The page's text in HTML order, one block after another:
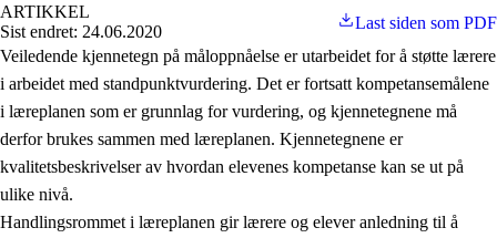
ARTIKKEL
Sist endret: 24.06.2020
Last siden som PDF
Veiledende kjennetegn på måloppnåelse er utarbeidet for å støtte lærere
i arbeidet med standpunktvurdering. Det er fortsatt kompetansemålene
i læreplanen som er grunnlag for vurdering, og kjennetegnene må
derfor brukes sammen med læreplanen. Kjennetegnene er
kvalitetsbeskrivelser av hvordan elevenes kompetanse kan se ut på
ulike nivå.
Handlingsrommet i læreplanen gir lærere og elever anledning til å